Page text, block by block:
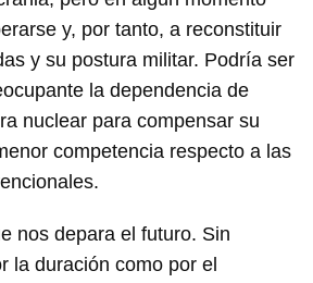
y, por tanto, a reconstituir
y su postura militar. Podría ser
la dependencia de
nuclear para compensar su
competencia respecto a las
nos depara el futuro. Sin
la duración como por el